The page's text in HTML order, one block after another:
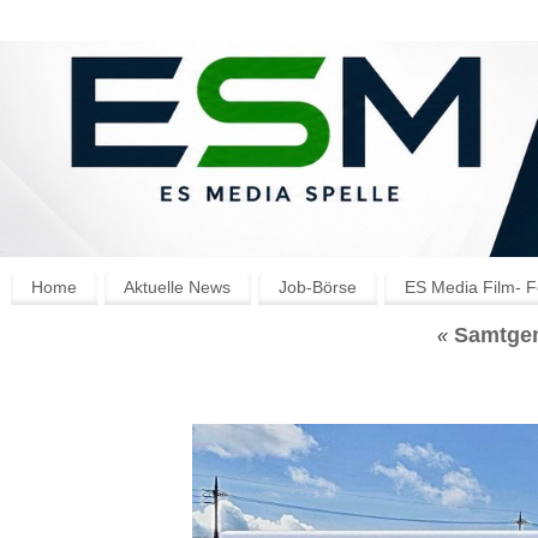
Home Aktuelle News Job-Börse ES Media Film-
«